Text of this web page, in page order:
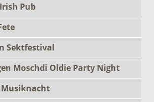
Pub
Sektfestival
Moschdi Oldie Party Night
Musiknacht